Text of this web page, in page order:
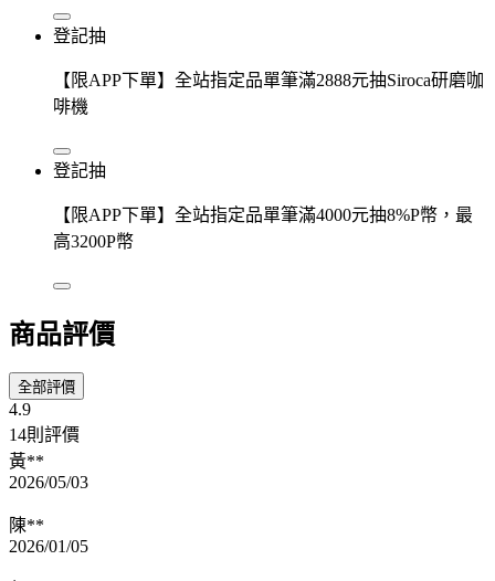
登記抽
【限APP下單】全站指定品單筆滿2888元抽Siroca研磨咖
啡機
登記抽
【限APP下單】全站指定品單筆滿4000元抽8%P幣，最
高3200P幣
商品評價
全部評價
4.9
14則評價
黃**
2026/05/03
陳**
2026/01/05